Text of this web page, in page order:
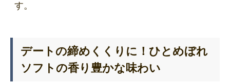
す。
デートの締めくくりに！ひとめぼれ
ソフトの香り豊かな味わい